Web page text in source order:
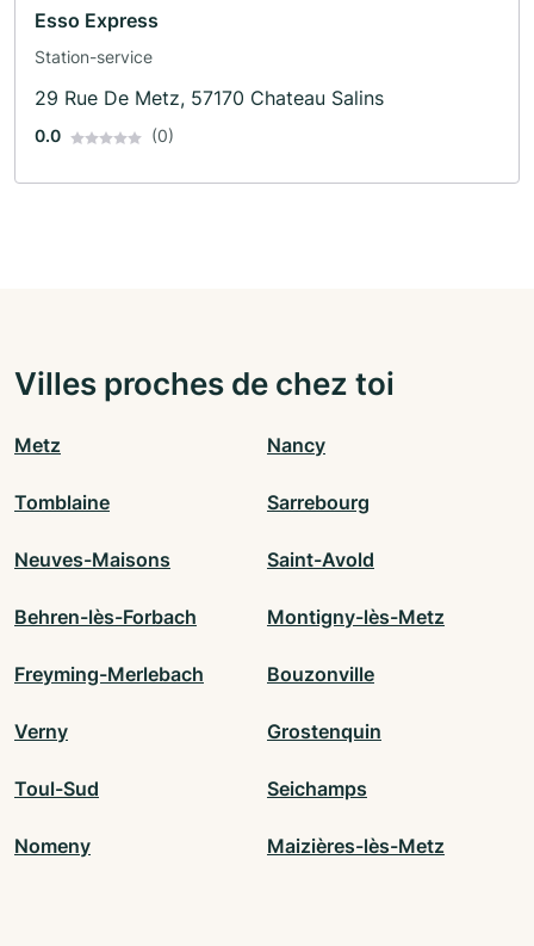
Esso Express
Station-service
29 Rue De Metz, 57170 Chateau Salins
0.0 (0)
Villes proches de chez toi
Metz Nancy
Tomblaine Sarrebourg
Neuves-Maisons Saint-Avold
Behren-lès-Forbach Montigny-lès-Metz
Freyming-Merlebach Bouzonville
Verny Grostenquin
Toul-Sud Seichamps
Nomeny Maizières-lès-Metz